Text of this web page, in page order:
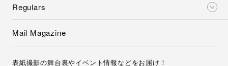
Regulars
Mail Magazine
表紙撮影の舞台裏やイベント情報などをお届け！